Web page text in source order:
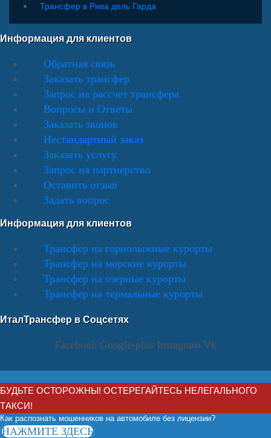
Трансфер в Рива дель Гарда
Информация для клиентов
Обратная связь
Заказать трансфер
Запрос на рассчет трансфера
Вопросы и Ответы
Заказать звонок
Нестандартный заказ
Заказать услугу
Запрос на партнерство
Оставить отзыв
Задать вопрос
Информация для клиентов
Трансфер на горнолыжные курорты
Трансфер на морские курорты
Трансфер на озерные курорты
Трансфер на термальные курорты
ИталТрансфер в Соцсетях
Facebook Google-plus Instagram Vk
БУДЬТЕ ОСТОРОЖНЫ! ОСТЕРЕГАЙТЕСЬ НЕЛЕГАЛЬНОГО
ТАКСИ!
Как распознать мошенников на автомобиле без лицензии?
НАЖМИТЕ ЗДЕСЬ